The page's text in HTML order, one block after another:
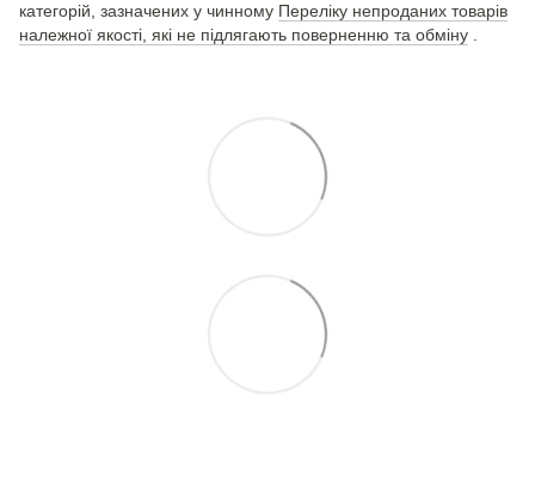
категорій, зазначених у чинному Переліку непроданих товарів
належної якості, які не підлягають поверненню та обміну